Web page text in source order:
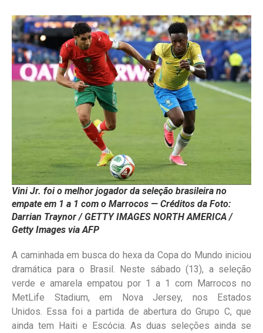
Vini Jr. foi o melhor jogador da seleção brasileira no
empate em 1 a 1 com o Marrocos — Créditos da Foto:
Darrian Traynor / GETTY IMAGES NORTH AMERICA /
Getty Images via AFP
A caminhada em busca do hexa da Copa do Mundo iniciou
dramática para o Brasil. Neste sábado (13), a seleção
verde e amarela empatou por 1 a 1 com Marrocos no
MetLife Stadium, em Nova Jersey, nos Estados
Unidos. Essa foi a partida de abertura do Grupo C, que
ainda tem Haiti e Escócia. As duas seleções ainda se